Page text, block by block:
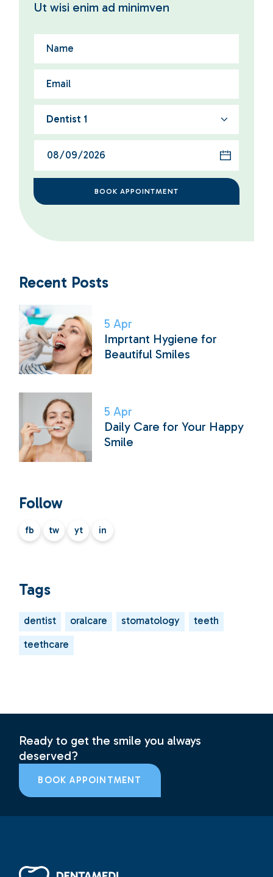
Ut wisi enim ad minimven
Dentist 1
BOOK APPOINTMENT
Recent Posts
5 Apr
Imprtant Hygiene for
Beautiful Smiles
5 Apr
Daily Care for Your Happy
Smile
Follow
fb tw yt in
Tags
dentist oralcare stomatology
teeth
teethcare
Ready to get the smile you always
deserved?
BOOK APPOINTMENT